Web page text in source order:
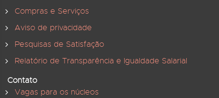
Compras e Serviços
Aviso de privacidade
Pesquisas de Satisfação
Relatório de Transparência e Igualdade Salarial
Contato
Vagas para os núcleos